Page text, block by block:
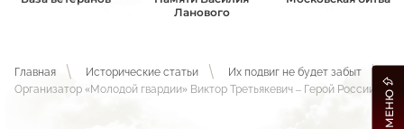
Ланового
Главная Исторические статьи
Их подвиг не будет забыт
Организатор «Молодой гвардии» Виктор Третьякевич – Герой России!
МЕНЮ